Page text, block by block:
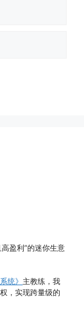
盈利”的迷你生意
统》 主教练，我
，实现跨量级的